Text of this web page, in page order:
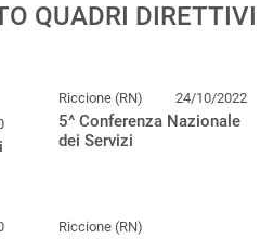
QUADRI DIRETTIVI
Riccione (RN) 24/10/2022
5^ Conferenza Nazionale
dei Servizi
Riccione (RN)